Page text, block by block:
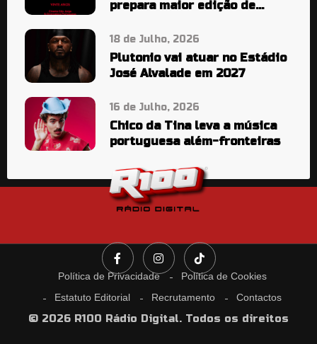
prepara maior edição de
18 de Julho, 2026
Plutonio vai atuar no Estádio
José Alvalade em 2027
16 de Julho, 2026
Chico da Tina leva a música
portuguesa além-fronteiras
Política de Privacidade
Política de Cookies
Estatuto Editorial
Recrutamento Contactos
© 2026 R100 Rádio Digital. Todos os direitos